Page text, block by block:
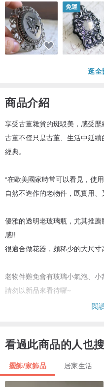
免運
逛全
商品介紹
享受古董雜貨的斑駁美，感受
古董不僅只是古董、生活中延
經典。
“在歐美國家時常可以看見，使
自然不造作的老物件，既實用
優雅的透明老玻璃瓶，尤其推
感!!
很適合做花器，頗稀少的大尺寸
老物件難免會有玻璃小氣泡、
請勿以新品來看待囉~
尺寸：上瓶口直徑11cm，高
gda
閱
看過此商品的人也
擺飾/家飾品 居家生活